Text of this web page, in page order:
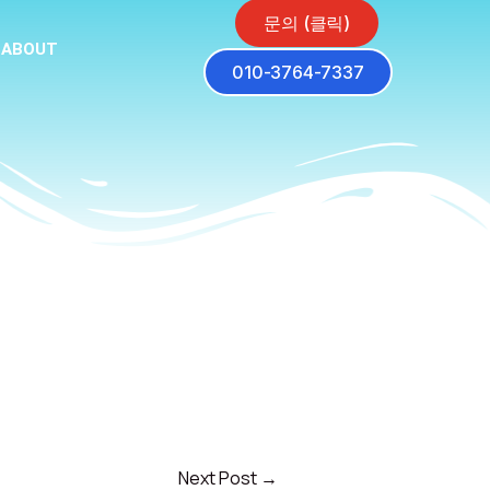
ABOUT
010-3764-7337
문의 (클릭)
Next Post →